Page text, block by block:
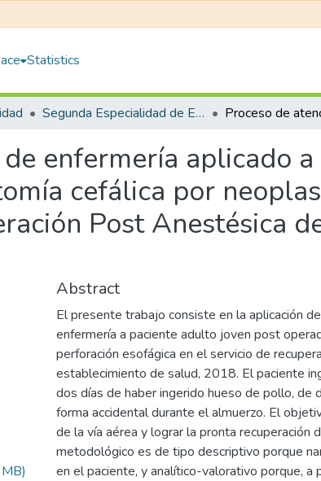
Statistics
Segunda Especialidad de Enfermería en Cuidados Quirúrgicos con Mención en Recuperación Posanestésica
enfermería aplicado
cefálica por
Post Anestésica
Abstract
El presente trabajo consiste en la aplicación
enfermería a paciente adulto joven post
perforación esofágica en el servicio de
establecimiento de salud, 2018. El paciente
dos días de haber ingerido hueso de pollo, de
forma accidental durante el almuerzo. El
de la vía aérea y lograr la pronta recuperación
metodológico es de tipo descriptivo porque
en el paciente, y analítico-valorativo porque,